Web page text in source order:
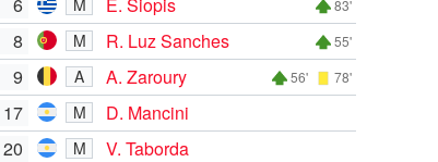
M 83'
8 M R. Luz Sanches 55'
9 A A. Zaroury 56' 78'
17 M
D. Mancini
20
M
V. Taborda